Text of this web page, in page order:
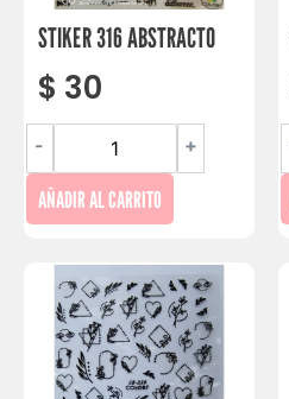
STIKER 316 ABSTRACTO
$ 30
- +
AÑADIR AL CARRITO